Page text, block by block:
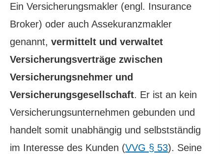
Ein Ver­sicherungs­makler (engl. Insurance
Broker) oder auch Assekuranzmakler
genannt, vermittelt und verwaltet
Versicherungsverträge zwischen
Versicherungsnehmer und
Versicherungsgesellschaft. Er ist an kein
Ver­si­che­rungs­un­ter­neh­men gebunden und
handelt somit unabhängig und selbstständig
im Interesse des Kunden (VVG § 53). Seine